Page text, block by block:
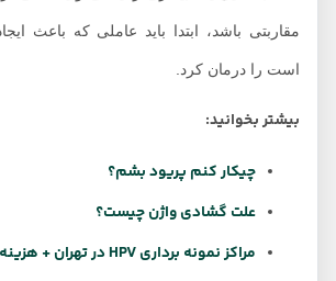
مقاربتی باشد، ابتدا باید عاملی که باعث ایجاد
است را درمان کرد.
بیشتر بخوانید:
چیکار کنم پریود بشم؟
علت گشادی واژن چیست؟
مراکز نمونه برداری HPV در تهران + هزینه